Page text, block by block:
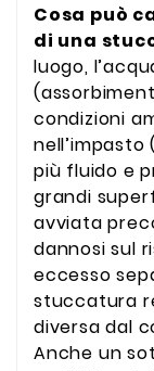
Cosa può
di una
luogo,
condizioni
più fluido e
grandi
avviata
dannosi sul
eccesso
stuccatura
diversa dal
Anche un